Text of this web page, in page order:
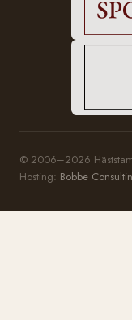
© 2006–2026
Hosting: Bobbe